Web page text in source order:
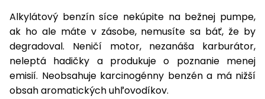
Alkylátový benzín síce nekúpite na bežnej pumpe,
ak ho ale máte v zásobe, nemusíte sa báť, že by
degradoval. Neničí motor, nezanáša karburátor,
neleptá hadičky a produkuje o poznanie menej
emisií. Neobsahuje karcinogénny benzén a má nižší
obsah aromatických uhľovodíkov.